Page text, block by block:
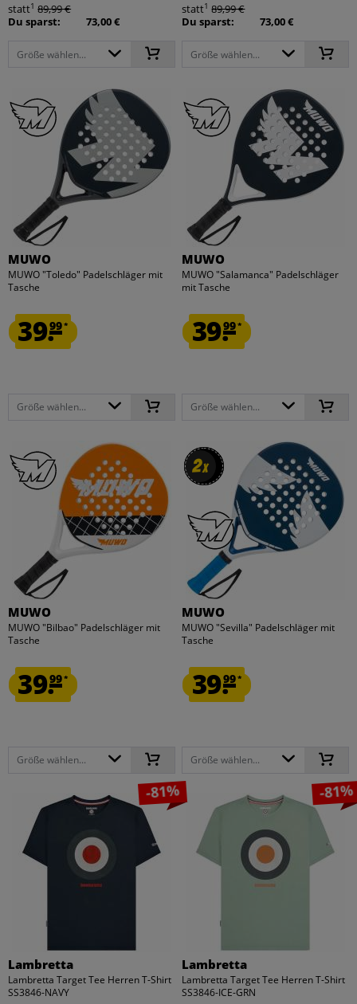
statt1 89,99 €
Du sparst:
73,00 €
Größe wählen...
statt1 89,99 €
Du sparst:
73,00 €
Größe wählen...
MUWO
MUWO "Toledo" Padelschläger mit
Tasche
39.99*
Größe wählen...
MUWO
MUWO "Salamanca" Padelschläger
mit Tasche
39.99*
Größe wählen...
MUWO
MUWO "Bilbao" Padelschläger mit
Tasche
39.99*
Größe wählen...
2x
2x
MUWO
MUWO "Sevilla" Padelschläger mit
Tasche
39.99*
Größe wählen...
-81%
Lambretta
Lambretta Target Tee Herren T-Shirt
SS3846-NAVY
-81%
Lambretta
Lambretta Target Tee Herren T-Shirt
SS3846-ICE-GRN